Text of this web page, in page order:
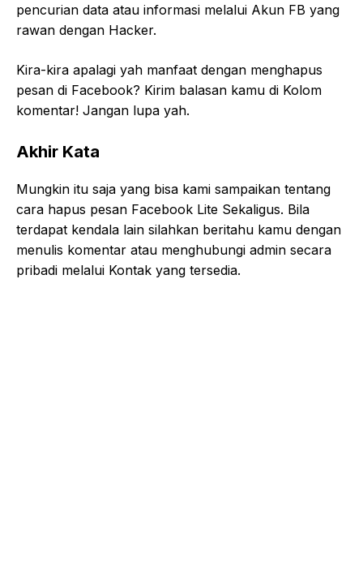
pencurian data atau informasi melalui Akun FB yang
rawan dengan Hacker.
Kira-kira apalagi yah manfaat dengan menghapus
pesan di Facebook? Kirim balasan kamu di Kolom
komentar! Jangan lupa yah.
Akhir Kata
Mungkin itu saja yang bisa kami sampaikan tentang
cara hapus pesan Facebook Lite Sekaligus. Bila
terdapat kendala lain silahkan beritahu kamu dengan
menulis komentar atau menghubungi admin secara
pribadi melalui Kontak yang tersedia.